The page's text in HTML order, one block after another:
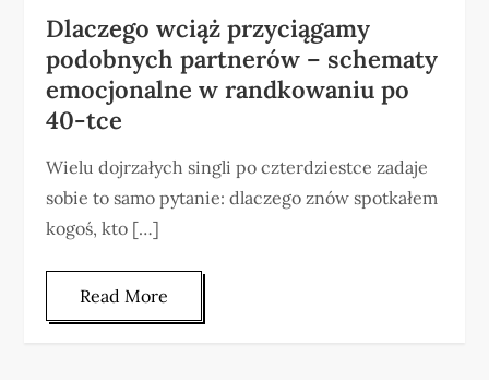
Dlaczego wciąż przyciągamy
podobnych partnerów – schematy
emocjonalne w randkowaniu po
40-tce
Wielu dojrzałych singli po czterdziestce zadaje
sobie to samo pytanie: dlaczego znów spotkałem
kogoś, kto […]
Read More